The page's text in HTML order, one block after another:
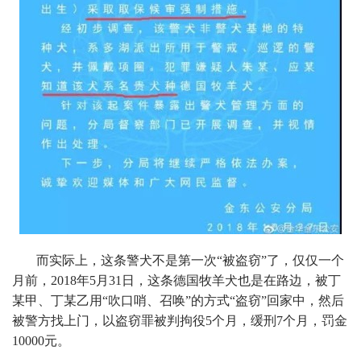
而实际上，这条警犬不是第一次“被盗窃”了，仅仅一个
月前，2018年5月31日，这条德国牧羊犬也是在路边，被丁
某甲、丁某乙用“吹口哨、召唤”的方式“盗窃”回家中，然后
被警方找上门，以盗窃罪被判拘役5个月，缓刑7个月，罚金
10000元。